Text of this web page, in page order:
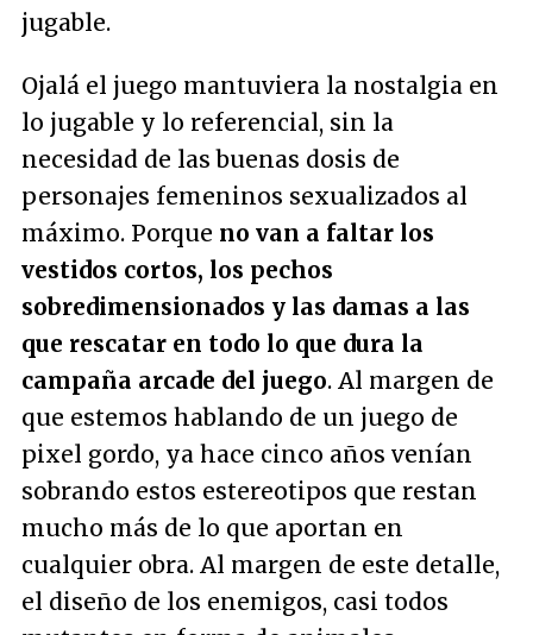
jugable.
Ojalá el juego mantuviera la nostalgia en
lo jugable y lo referencial, sin la
necesidad de las buenas dosis de
personajes femeninos sexualizados al
máximo. Porque no van a faltar los
vestidos cortos, los pechos
sobredimensionados y las damas a las
que rescatar en todo lo que dura la
campaña arcade del juego. Al margen de
que estemos hablando de un juego de
pixel gordo, ya hace cinco años venían
sobrando estos estereotipos que restan
mucho más de lo que aportan en
cualquier obra. Al margen de este detalle,
el diseño de los enemigos, casi todos